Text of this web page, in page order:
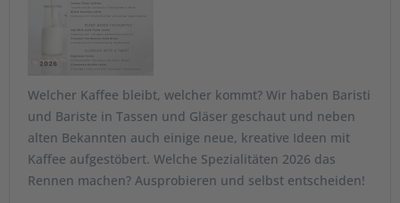
Welcher Kaffee bleibt, welcher kommt? Wir haben Baristi
und Bariste in Tassen und Gläser geschaut und neben
alten Bekannten auch einige neue, kreative Ideen mit
Kaffee aufgestöbert. Welche Spezialitäten 2026 das
Rennen machen? Ausprobieren und selbst entscheiden!